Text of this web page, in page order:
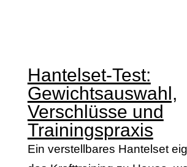
Hantelset-Test:
Gewichtsauswahl,
Verschlüsse und
Trainingspraxis
Ein verstellbares Hantelset